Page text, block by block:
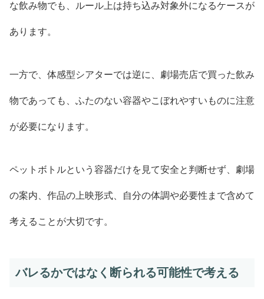
な飲み物でも、ルール上は持ち込み対象外になるケースが
あります。
一方で、体感型シアターでは逆に、劇場売店で買った飲み
物であっても、ふたのない容器やこぼれやすいものに注意
が必要になります。
ペットボトルという容器だけを見て安全と判断せず、劇場
の案内、作品の上映形式、自分の体調や必要性まで含めて
考えることが大切です。
バレるかではなく断られる可能性で考える